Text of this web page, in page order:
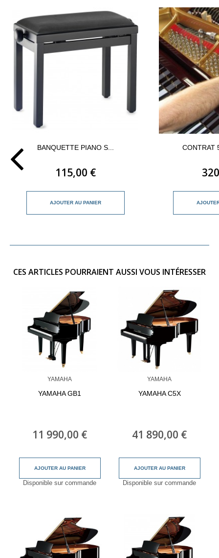
BANQUETTE PIANO S...
115,00 €
AJOUTER AU PANIER
CONTRAT
CES ARTICLES POURRAIENT AUSSI VOUS INTÉRESSER
YAMAHA
YAMAHA GB1
11 990,00 €
AJOUTER AU PANIER
Disponible sur commande
YAMAHA
YAMAHA C5X
41 890,00 €
AJOUTER AU PANIER
Disponible sur commande